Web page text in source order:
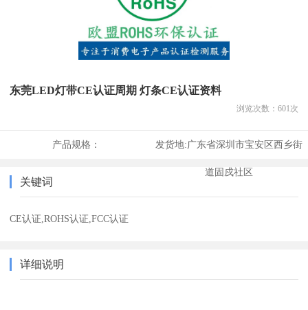
东莞LED灯带CE认证周期 灯条CE认证资料
浏览次数： 601次
产品规格： 发货地:广东省深圳市宝安区西乡街
道固戍社区
关键词
CE认证,ROHS认证,FCC认证
详细说明